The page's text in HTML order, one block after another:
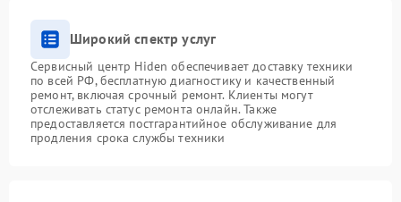
Широкий спектр услуг
Сервисный центр Hiden обеспечивает доставку техники
по всей РФ, бесплатную диагностику и качественный
ремонт, включая срочный ремонт. Клиенты могут
отслеживать статус ремонта онлайн. Также
предоставляется постгарантийное обслуживание для
продления срока службы техники